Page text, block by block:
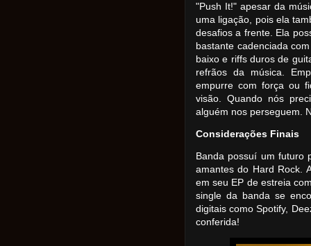
"Push It!" apesar da
uma ligação, pois ela
desafios a frente. Ela
bastante cadenciada
baixo e riffs duros de
refrãos da música.
empurre com força ou
visão. Quando nós
alguém nos perseguem.
Considerações Finais
Banda possuí um futuro
amantes do Hard Rock.
em seu EP de estreia
single da banda se
digitais como Spotify,
conferida!